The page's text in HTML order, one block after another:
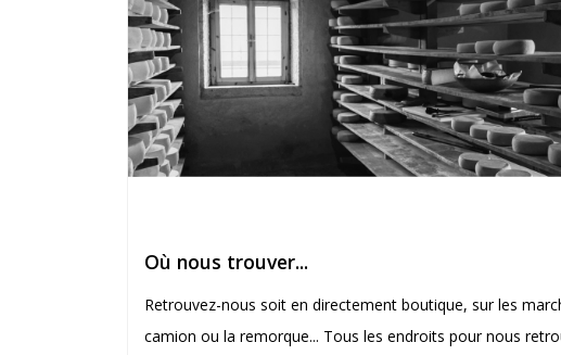
Où nous trouver...
Retrouvez-nous soit en directement boutique, sur les
camion ou la remorque... Tous les endroits pour nous